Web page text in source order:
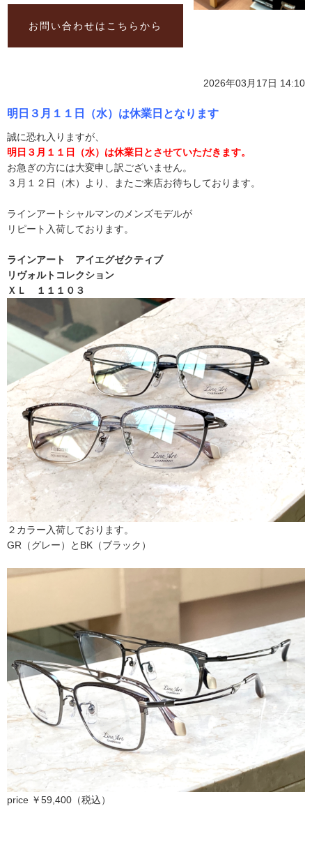
お問い合わせはこちらから
2026年03月17日 14:10
明日３月１１日（水）は休業日となります
誠に恐れ入りますが、
明日３月１１日（水）は休業日とさせていただきます。
お急ぎの方には大変申し訳ございません。
３月１２日（木）より、またご来店お待ちしております。
ラインアートシャルマンのメンズモデルが
リピート入荷しております。
ラインアート アイエグゼクティブ
リヴォルトコレクション
ＸＬ １１１０３
２カラー入荷しております。
GR（グレー）とBK（ブラック）
price ￥59,400（税込）